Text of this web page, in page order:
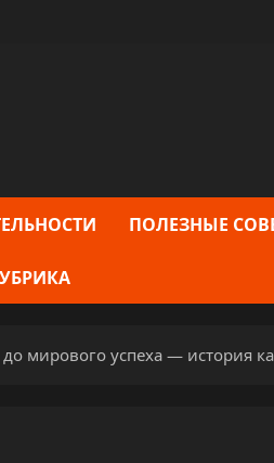
ПОЛЕЗНЫЕ
мирового успеха — история